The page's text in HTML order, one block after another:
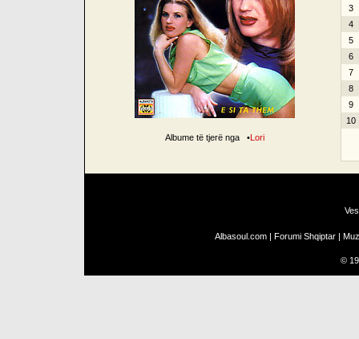
Albume të tjerë nga •Lori
3
4
5
6
7
8
9
10
Albasoul.com | Forumi Shqiptar |
©